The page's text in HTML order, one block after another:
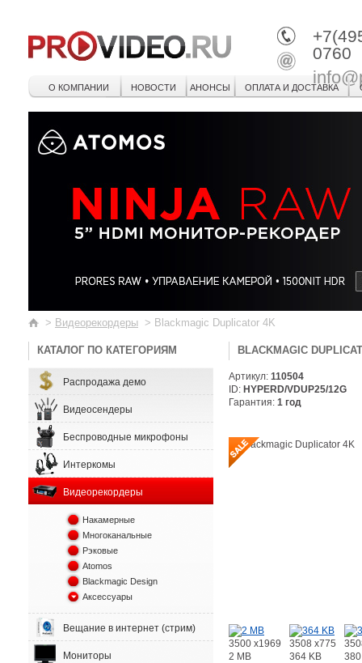
0760
О КОМПАНИИ НОВОСТИ АНОНСЫ ОПЛАТА И ДОСТАВКА
> Видеорекордеры > Blackmagic Duplicator 4K
КАТАЛОГ ПО КАТЕГОРИЯМ
Распродажа демо
Видеосендеры
Беспроводные микрофоны
Интеркомы
Видеорекордеры
Накамерные
Многоканальные
Рэковые
Atomos
Blackmagic Design
Аксессуары
Вещание в интернет (стрим)
Мониторы
BLACKMAGIC
Артикул: 110504
ID: HYPERD/VDUP25/12G
Гарантия: 1 год
3500 x1969
2 MB
3508 x775
364 KB